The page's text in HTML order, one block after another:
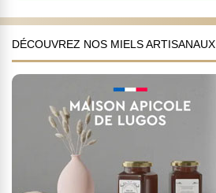
DÉCOUVREZ NOS MIELS ARTISANAUX